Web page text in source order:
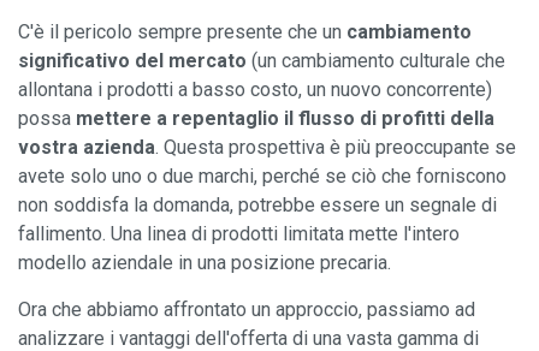
C'è il pericolo sempre presente che un cambiamento
significativo del mercato (un cambiamento culturale che
allontana i prodotti a basso costo, un nuovo concorrente)
possa mettere a repentaglio il flusso di profitti della
vostra azienda. Questa prospettiva è più preoccupante se
avete solo uno o due marchi, perché se ciò che forniscono
non soddisfa la domanda, potrebbe essere un segnale di
fallimento. Una linea di prodotti limitata mette l'intero
modello aziendale in una posizione precaria.
Ora che abbiamo affrontato un approccio, passiamo ad
analizzare i vantaggi dell'offerta di una vasta gamma di